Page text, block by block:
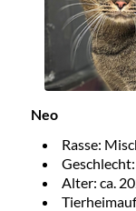
Neo
Rasse:
Alter: ca.